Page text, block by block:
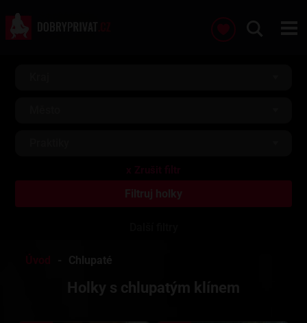
Úvod Chlupaté
Holky s chlupatým klínem